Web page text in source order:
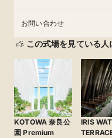
お問い合わせ
この式場を見ている人
KOTOWA 奈良公
園 Premium
IRIS